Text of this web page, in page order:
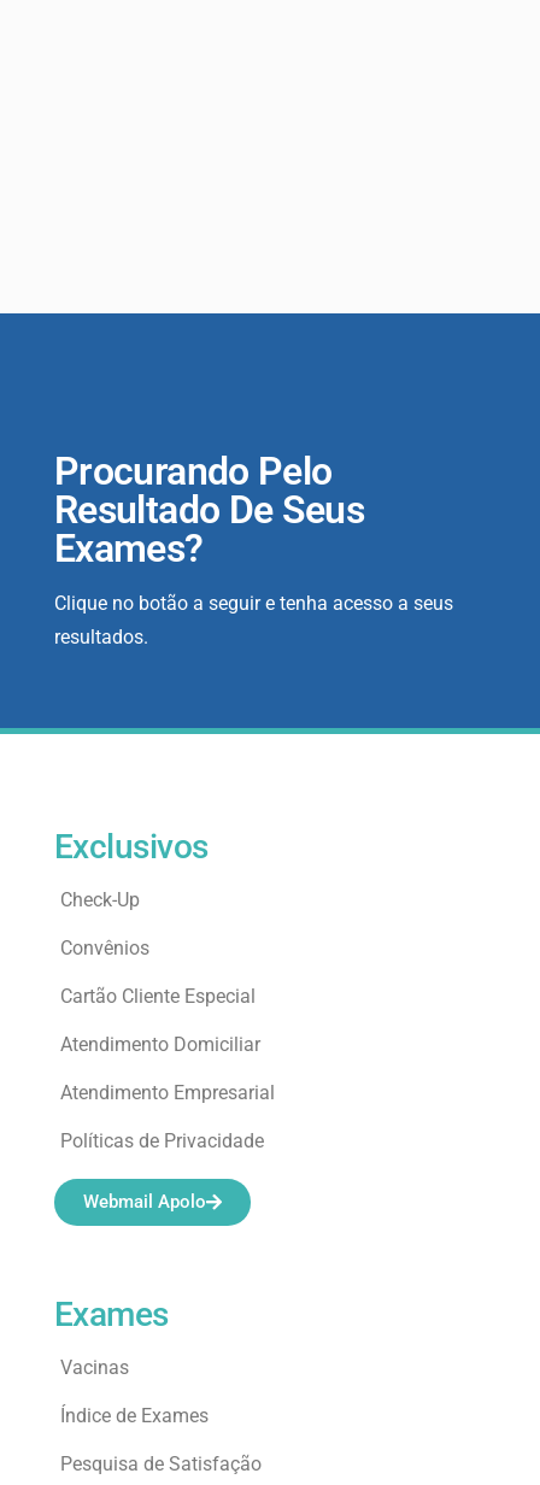
Procurando Pelo
Resultado De Seus
Exames?
Clique no botão a seguir e tenha acesso a seus
resultados.
Exames
Vacinas
Índice de Exames
Pesquisa de Satisfação
Exclusivos
Check-Up
Convênios
Cartão Cliente Especial
Atendimento Domiciliar
Atendimento Empresarial
Políticas de Privacidade
Webmail Apolo